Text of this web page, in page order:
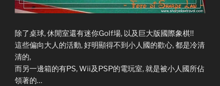
除了桌球, 休閒室還有迷你Golf場, 以及巨大版國際象棋!!
這些偏向大人的活動, 好明顯得不到小人國的歡心, 都是冷清
清的,
而另一邊箱的有PS, Wii及PSP的電玩室, 就是被小人國所佔
領著的…